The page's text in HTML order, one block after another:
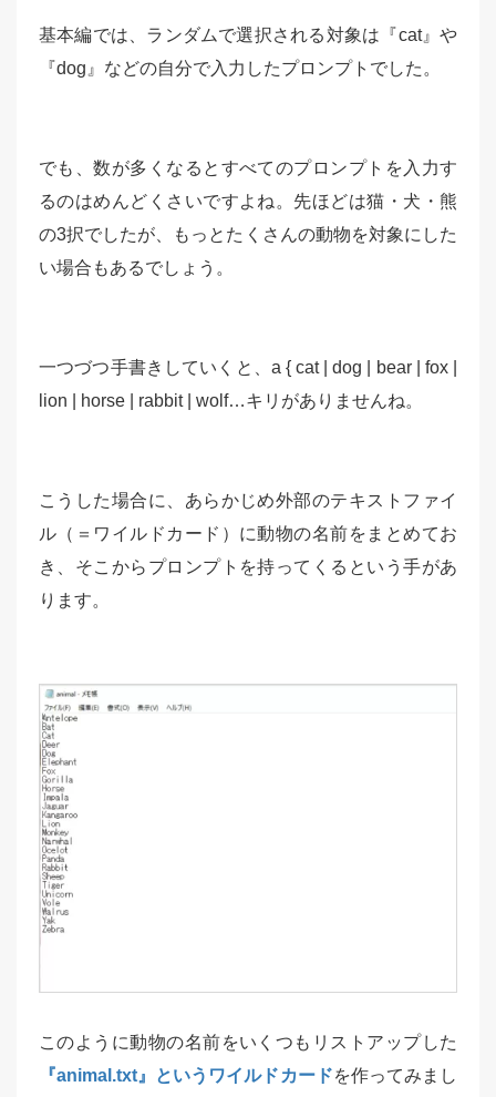
基本編では、ランダムで選択される対象は『cat』や
『dog』などの自分で入力したプロンプトでした。
でも、数が多くなるとすべてのプロンプトを入力す
るのはめんどくさいですよね。先ほどは猫・犬・熊
の3択でしたが、もっとたくさんの動物を対象にした
い場合もあるでしょう。
一つづつ手書きしていくと、a { cat | dog | bear | fox |
lion | horse | rabbit | wolf…キリがありませんね。
こうした場合に、あらかじめ外部のテキストファイ
ル（＝ワイルドカード）に動物の名前をまとめてお
き、そこからプロンプトを持ってくるという手があ
ります。
このように動物の名前をいくつもリストアップした
『animal.txt』というワイルドカードを作ってみまし